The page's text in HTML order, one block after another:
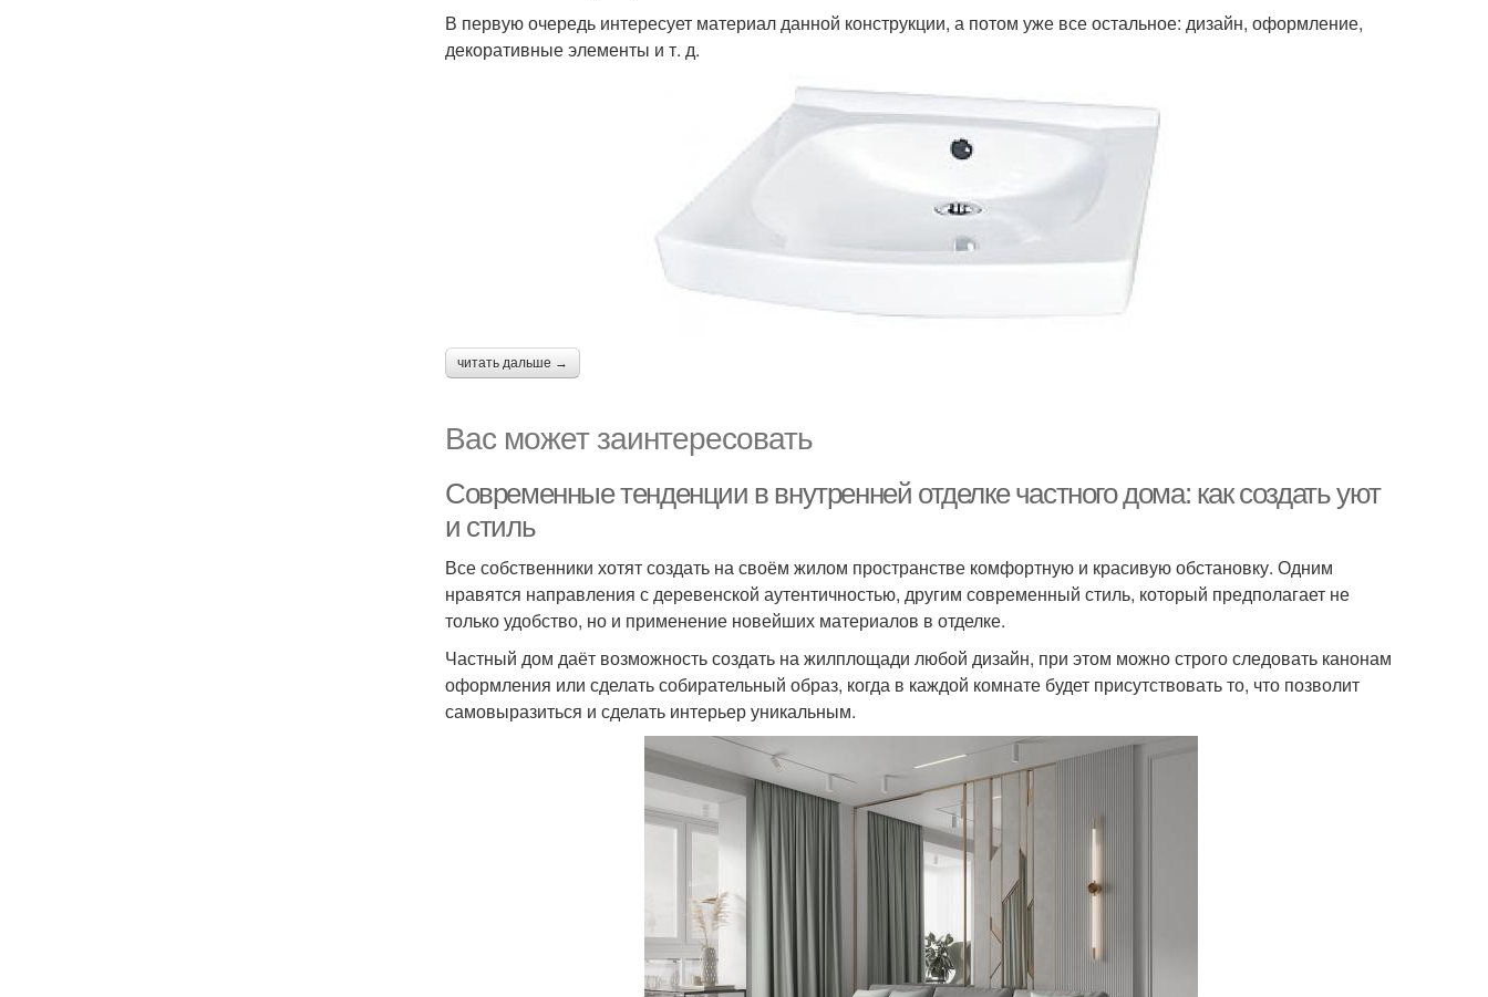
В первую очередь интересует материал данной конструкции, а потом уже все остальное: дизайн, оформление,
декоративные элементы и т. д.
читать дальше →
Вас может заинтересовать
Современные тенденции в внутренней отделке частного дома: как создать уют
и стиль
Все собственники хотят создать на своём жилом пространстве комфортную и красивую обстановку. Одним
нравятся направления с деревенской аутентичностью, другим современный стиль, который предполагает не
только удобство, но и применение новейших материалов в отделке.
Частный дом даёт возможность создать на жилплощади любой дизайн, при этом можно строго следовать канонам
оформления или сделать собирательный образ, когда в каждой комнате будет присутствовать то, что позволит
самовыразиться и сделать интерьер уникальным.